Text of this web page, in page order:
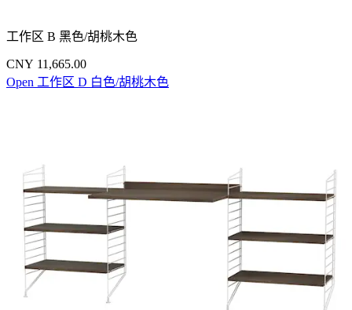
工作区 B 黑色/胡桃木色
CNY 11,665.00
Open 工作区 D 白色/胡桃木色